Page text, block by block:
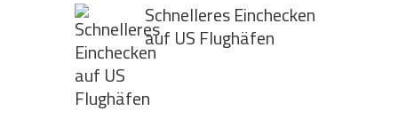
Schnelleres Einchecken
auf US Flughäfen